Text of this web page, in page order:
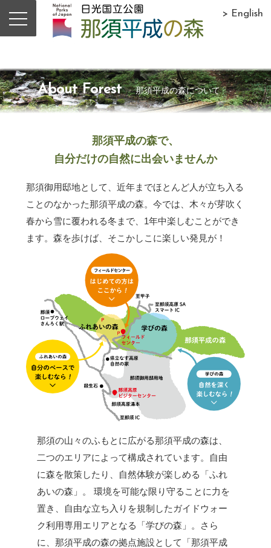
> English
About Forest 那須平成の森について
那須平成の森で、
自分だけの自然に出会いませんか
那須御用邸地として、近年までほとんど人が立ち入る
ことのなかった那須平成の森。今では、木々が芽吹く
春から雪に覆われる冬まで、1年中楽しむことができ
ます。森を歩けば、そこかしこに楽しい発見が！
那須の山々のふもとに広がる那須平成の森は、
二つのエリアによって構成されています。自由
に森を散策したり、自然体験が楽しめる「ふれ
あいの森」。 環境を可能な限り守ることに力を
置き、自由な立ち入りを規制したガイドウォー
ク利用専用エリアとなる「学びの森」。さら
に、那須平成の森の拠点施設として「那須平成